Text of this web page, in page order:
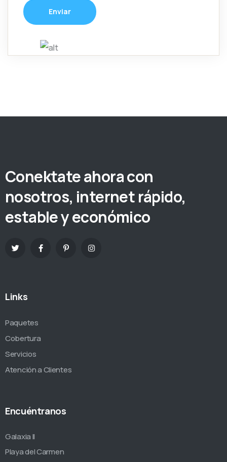
Enviar
Conektate ahora con
nosotros, internet rápido,
estable y económico
Links
Paquetes
Cobertura
Servicios
Atención a Clientes
Encuéntranos
Galaxia II
Playa del Carmen